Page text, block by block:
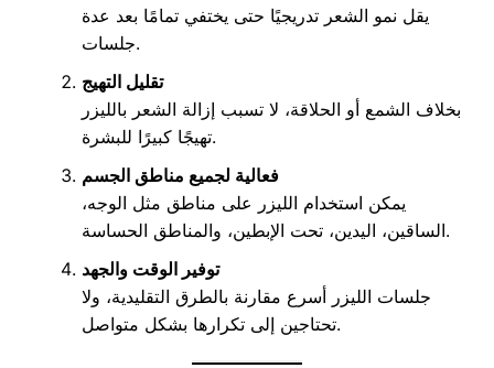
يقل نمو الشعر تدريجيًا حتى يختفي تمامًا بعد عدة
جلسات.
تقليل التهيج
بخلاف الشمع أو الحلاقة، لا تسبب إزالة الشعر بالليزر
تهيجًا كبيرًا للبشرة.
فعالية لجميع مناطق الجسم
يمكن استخدام الليزر على مناطق مثل الوجه،
الساقين، اليدين، تحت الإبطين، والمناطق الحساسة.
توفير الوقت والجهد
جلسات الليزر أسرع مقارنة بالطرق التقليدية، ولا
تحتاجين إلى تكرارها بشكل متواصل.